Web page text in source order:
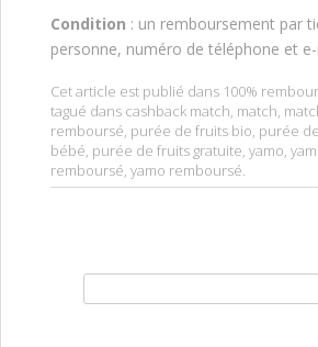
Condition : un remboursement par
personne, numéro de téléphone et
Cet article est publié dans 100%
tagué dans cashback match, match,
remboursé, purée de fruits bio, purée
bébé, purée de fruits gratuite, yamo,
remboursé, yamo remboursé.